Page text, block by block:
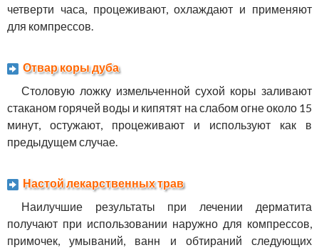
четверти часа, процеживают, охлаждают и применяют
для компрессов.
Отвар коры дуба
Столовую ложку измельченной сухой коры заливают
стаканом горячей воды и кипятят на слабом огне около 15
минут, остужают, процеживают и используют как в
предыдущем случае.
Настой лекарственных трав
Наилучшие результаты при лечении дерматита
получают при использовании наружно для компрессов,
примочек, умываний, ванн и обтираний следующих